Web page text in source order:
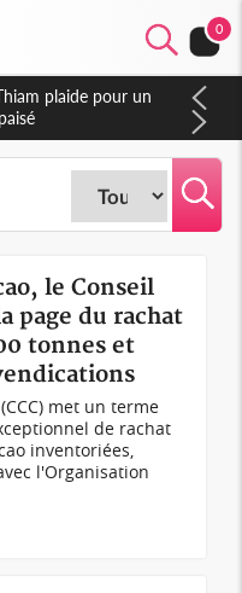
0
plaide pour un
le Conseil
page du rachat
tonnes et
met un terme
de rachat
inventoriées,
l'Organisation